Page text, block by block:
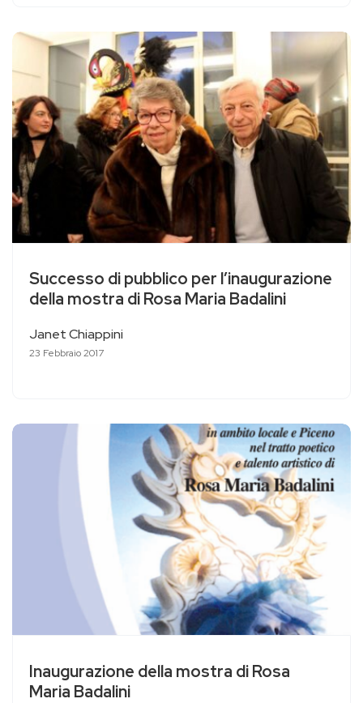
Successo di pubblico per l’inaugurazione
della mostra di Rosa Maria Badalini
Janet Chiappini
23 Febbraio 2017
Inaugurazione della mostra di Rosa
Maria Badalini